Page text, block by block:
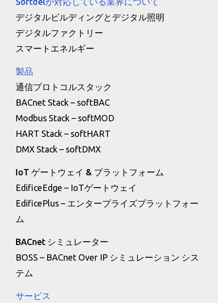
デジタルビルディングとデジタル照明
デジタルファクトリー
スマートエネルギー
製品
通信プロトコルスタック
BACnet Stack – softBAC
Modbus Stack – softMOD
HART Stack – softHART
DMX Stack – softDMX
IoT ゲートウェイ & プラットフォーム
EdificeEdge – IoTゲートウェイ
EdificePlus – エンタープライズプラットフォー
ム
BACnet シミュレーター
BOSS – BACnet Over IP シミュレーション シス
テム
サービス